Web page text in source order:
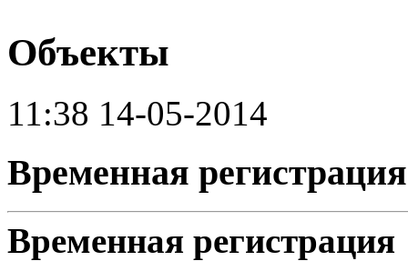
Объекты
11:38 14-05-2014
Временная регистрация
Временная регистрация